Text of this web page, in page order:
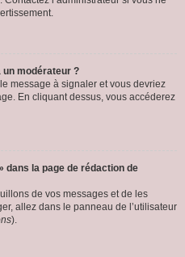
modérateur ?
message à signaler et vous devriez
En cliquant dessus, vous accéderez
dans la page de rédaction de
de vos messages et de les
allez dans le panneau de l’utilisateur
).